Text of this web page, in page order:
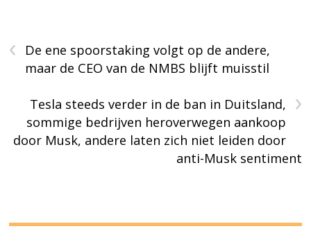
‹
De ene spoorstaking volgt op de andere,
maar de CEO van de NMBS blijft muisstil
›
Tesla steeds verder in de ban in Duitsland,
sommige bedrijven heroverwegen aankoop
door Musk, andere laten zich niet leiden door
anti-Musk sentiment